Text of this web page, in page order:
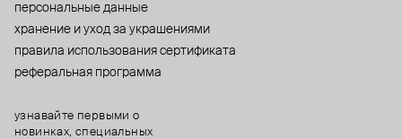
персональные данные
хранение и уход за украшениями
правила использования сертификата
реферальная программа
узнавайте первыми о
новинках, специальных